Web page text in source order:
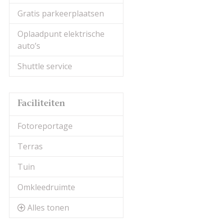
Gratis parkeerplaatsen
Oplaadpunt elektrische
auto’s
Shuttle service
Faciliteiten
Fotoreportage
Terras
Tuin
Omkleedruimte
Alles tonen